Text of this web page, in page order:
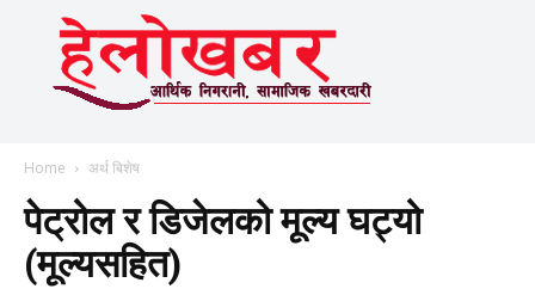
Home अर्थ बिशेष
पेट्रोल र डिजेलको मूल्य घट्यो
(मूल्यसहित)